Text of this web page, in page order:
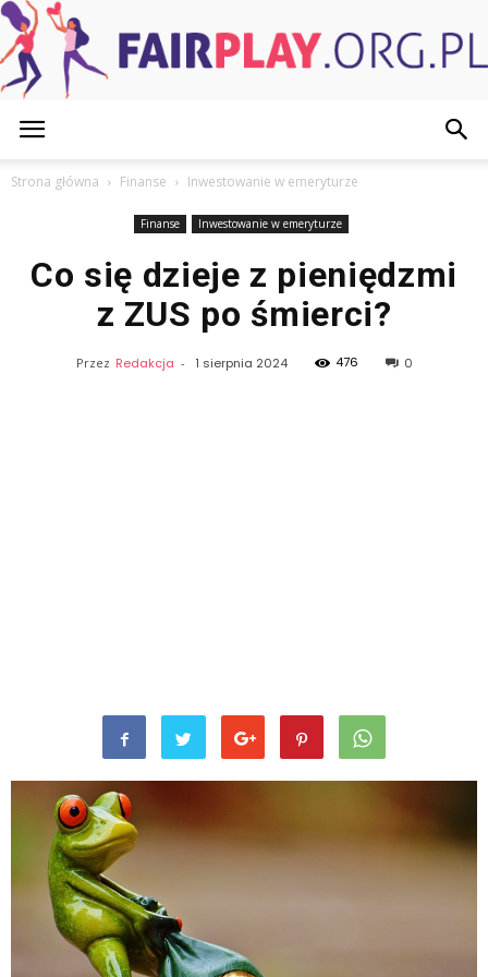
Strona główna Finanse Inwestowanie w emeryturze
Finanse Inwestowanie w emeryturze
Co się dzieje z pieniędzmi
z ZUS po śmierci?
Przez Redakcja - 1 sierpnia 2024 476 0